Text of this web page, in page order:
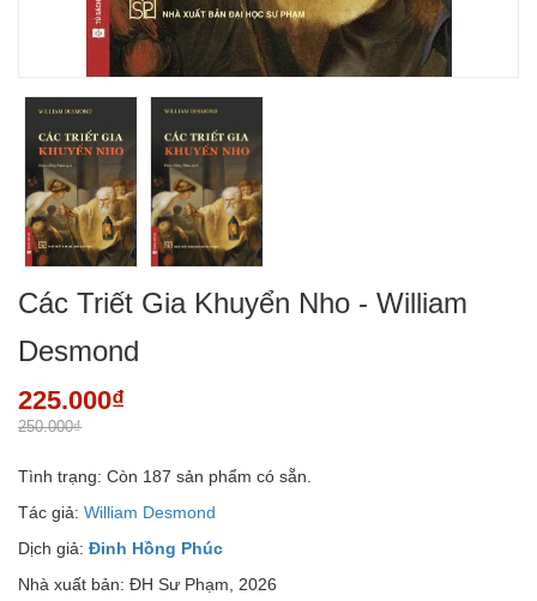
Các Triết Gia Khuyển Nho - William
Desmond
225.000₫
250.000₫
Tình trạng: Còn 187 sản phẩm có sẵn.
Tác giả: William Desmond
Dịch giả: Đinh Hồng Phúc
Nhà xuất bản: ĐH Sư Phạm, 2026